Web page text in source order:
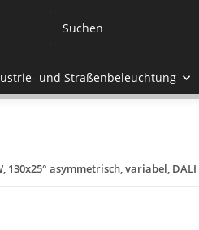
und Straßenbeleuchtung
130x25° asymmetrisch, variabel,